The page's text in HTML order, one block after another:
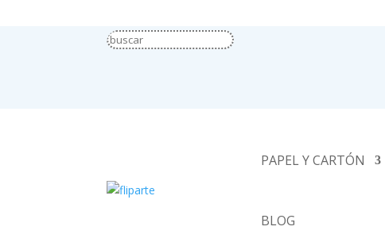
PAPEL Y CARTÓN
BLOG